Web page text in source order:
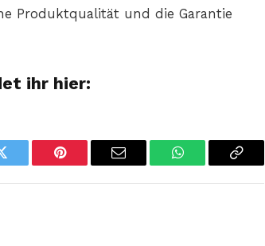
Produktqualität und die Garantie
ihr hier:
Twitter Pinterest Email WhatsAppCopy